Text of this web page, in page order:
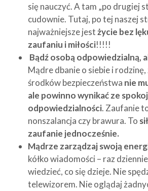
się nauczyć. A tam „po drugiej
cudownie. Tutaj, po tej naszej
najważniejsze jestżycie bez
zaufaniu i miłości!!!!!
Bądź osobą odpowiedzialną,
Mądre dbanie o siebie i
środków bezpieczeństwa nie
ale powinno wynikać ze
odpowiedzialności. Zaufanie
nonszalancja czy brawura. To
zaufanie jednocześnie.
Mądrze zarządzaj swoją
kółko wiadomości – raz
wiedzieć, co się dzieje. Nie
telewizorem. Nie oglądaj